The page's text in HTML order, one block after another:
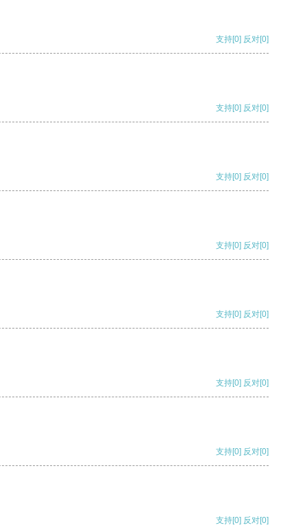
支持[0] 反对[0]
支持[0] 反对[0]
支持[0] 反对[0]
支持[0] 反对[0]
支持[0] 反对[0]
支持[0] 反对[0]
支持[0] 反对[0]
支持[0] 反对[0]